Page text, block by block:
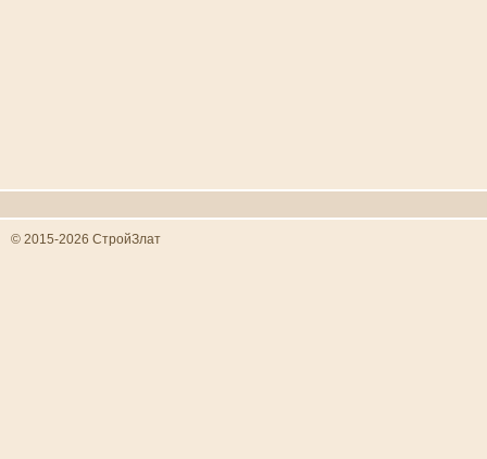
© 2015-2026 СтройЗлат